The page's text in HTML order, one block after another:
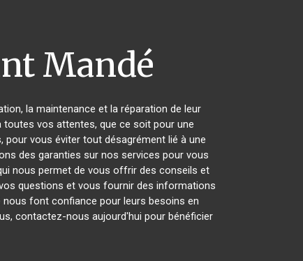
Mandé
la maintenance et la réparation de leur
vos attentes, que ce soit pour une
pour vous éviter tout désagrément lié à une
des garanties sur nos services pour vous
nous permet de vous offrir des conseils et
questions et vous fournir des informations
nous font confiance pour leurs besoins en
contactez-nous aujourd'hui pour bénéficier